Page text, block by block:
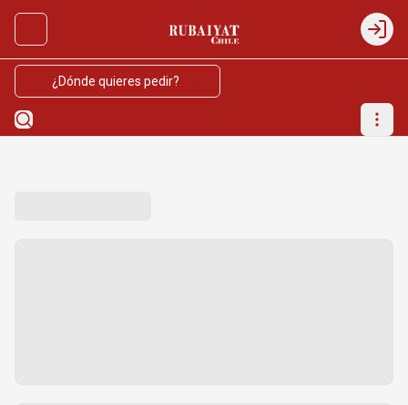
Abrir menu de navegación Login
¿Dónde quieres pedir?